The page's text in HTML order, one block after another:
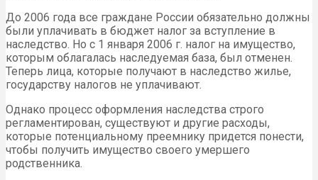
До 2006 года все граждане России обязательно должны
были уплачивать в бюджет налог за вступление в
наследство. Но с 1 января 2006 г. налог на имущество,
которым облагалась наследуемая база, был отменен.
Теперь лица, которые получают в наследство жилье,
государству налогов не уплачивают.
Однако процесс оформления наследства строго
регламентирован, существуют и другие расходы,
которые потенциальному преемнику придется понести,
чтобы получить имущество своего умершего
родственника.